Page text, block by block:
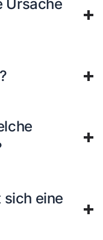
Ursache
sich eine